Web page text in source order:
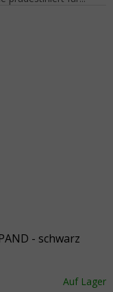
- schwarz
Auf Lager